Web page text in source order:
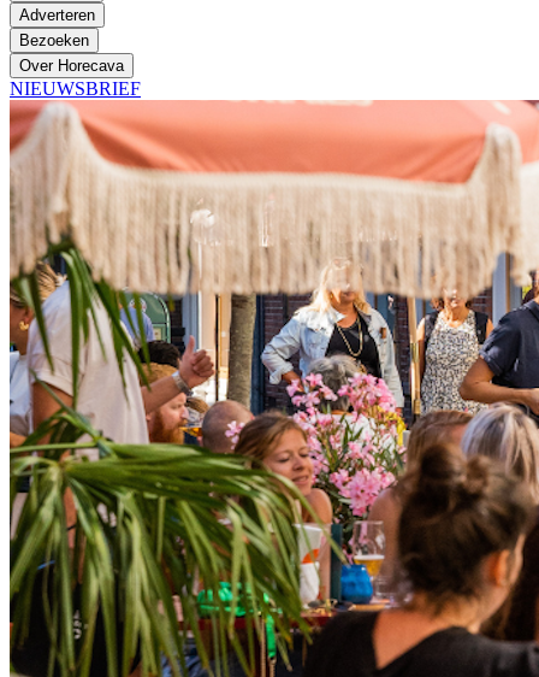
Adverteren
Bezoeken
Over Horecava
NIEUWSBRIEF